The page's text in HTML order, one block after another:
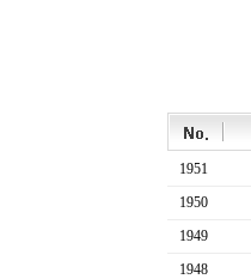
1951
1950
1949
1948